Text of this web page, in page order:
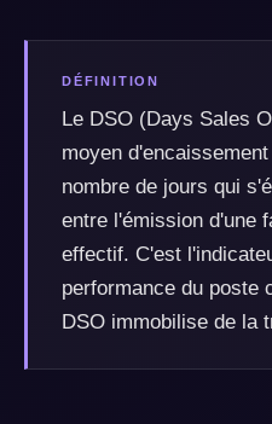
DÉFINITION
Le DSO (Days Sales
moyen
nombre de jours qui
entre l'émission d'une
effectif. C'est
performance du poste
DSO immobilise de la